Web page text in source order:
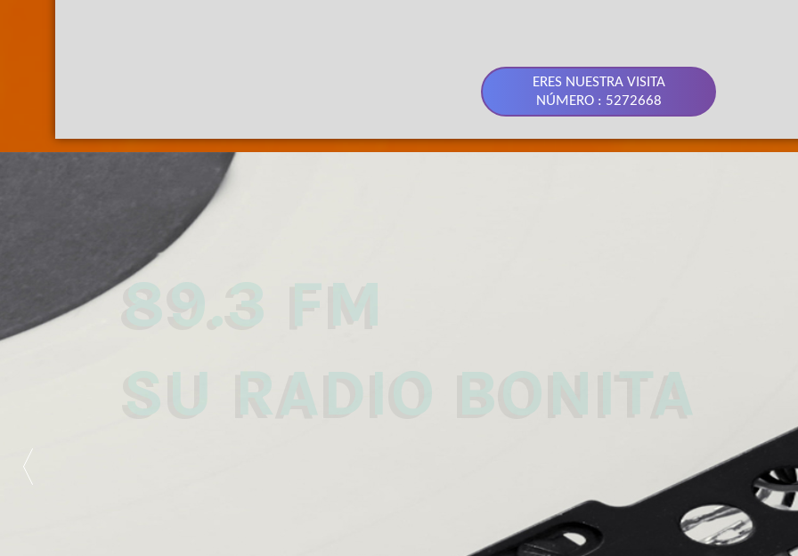
ERES NUESTRA VISITA
NÚMERO : 5272668
89.3 FM
SU RADIO BONITA